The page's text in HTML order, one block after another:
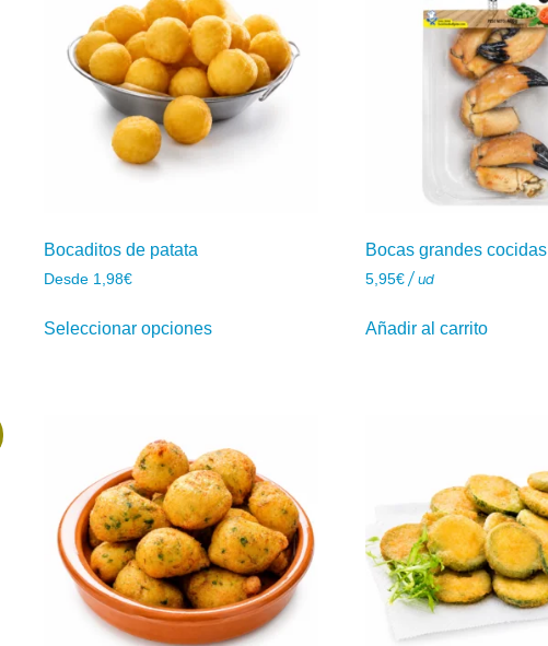
Recetas con Verduras y
Ensaladas
Bocaditos de patata
Desde 1,98€
Seleccionar opciones
Bocas grandes cocidas
5,95€ / ud
Añadir al carrito